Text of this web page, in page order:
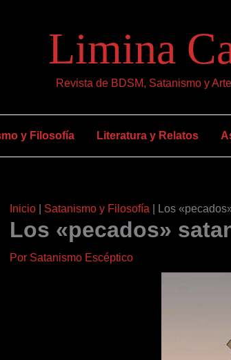
Limina
Revista de BDSM, Satanismo y
y Filosofía Literatura y Relatos
Inicio Satanismo y Filosofía Los
Los «pecados»
Por Satanismo Escéptico